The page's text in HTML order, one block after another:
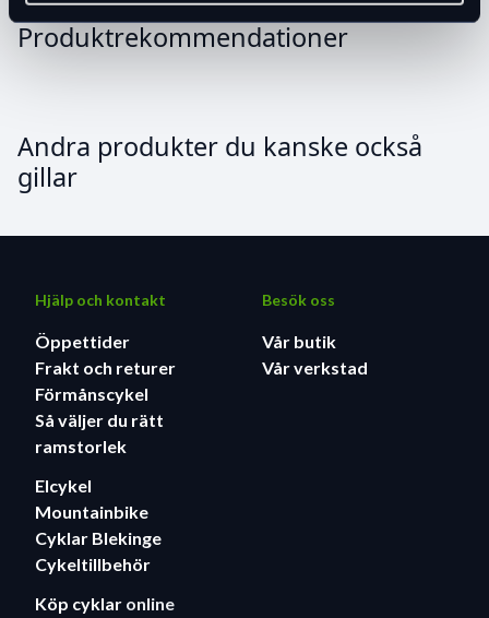
Produktrekommendationer
Andra produkter du kanske också
gillar
Hjälp och kontakt
Öppettider
Frakt och returer
Förmånscykel
Så väljer du rätt
ramstorlek
Elcykel
Mountainbike
Cyklar Blekinge
Cykeltillbehör
Köp cyklar online
Besök oss
Vår butik
Vår verkstad